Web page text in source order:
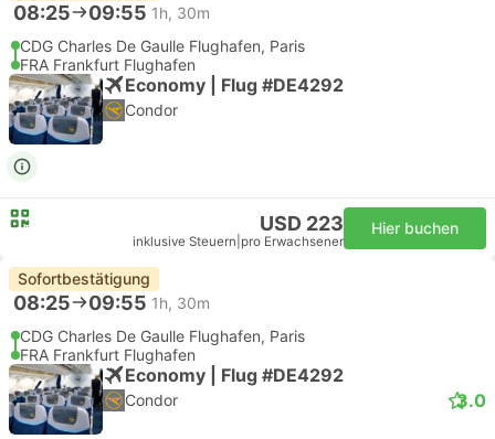
08:25 09:55 1h, 30m
CDG Charles De Gaulle Flughafen, Paris
FRA Frankfurt Flughafen
Economy | Flug #DE4292
Condor
USD 223
inklusive Steuern pro Erwachsener
Hier buchen
Sofortbestätigung
08:25 09:55 1h, 30m
CDG Charles De Gaulle Flughafen, Paris
FRA Frankfurt Flughafen
Economy | Flug #DE4292
Condor 3.0